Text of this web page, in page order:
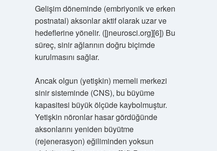
Gelişim döneminde (embriyonik ve erken
postnatal) aksonlar aktif olarak uzar ve
hedeflerine yönelir. ([jneurosci.org][6]) Bu
süreç, sinir ağlarının doğru biçimde
kurulmasını sağlar.
Ancak olgun (yetişkin) memeli merkezi
sinir sisteminde (CNS), bu büyüme
kapasitesi büyük ölçüde kaybolmuştur.
Yetişkin nöronlar hasar gördüğünde
aksonlarını yeniden büyütme
(rejenerasyon) eğiliminden yoksun